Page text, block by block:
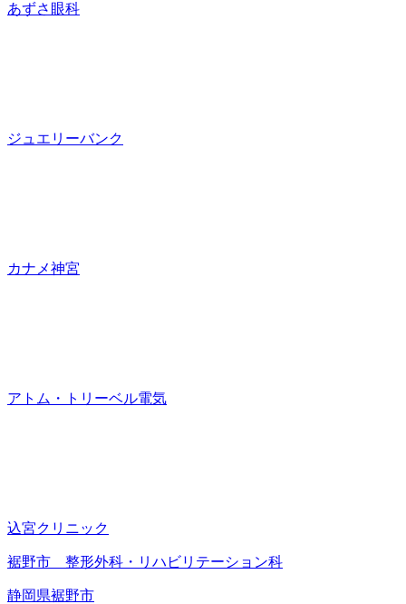
あずさ眼科
ジュエリーバンク
カナメ神宮
アトム・トリーベル電気
込宮クリニック
裾野市 整形外科・リハビリテーション科
静岡県裾野市